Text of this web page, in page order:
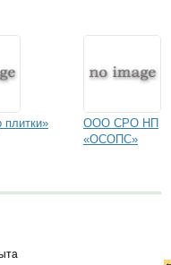
ООО СРО НП
«ОСОПС»